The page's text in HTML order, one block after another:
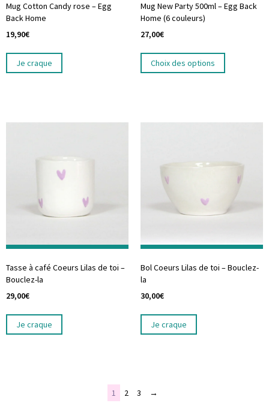
Mug Cotton Candy rose – Egg
Back Home
19,90€
Je craque
Mug New Party 500ml – Egg Back
Home (6 couleurs)
27,00€
Choix des options
Tasse à café Coeurs Lilas de toi –
Bouclez-la
29,00€
Je craque
Bol Coeurs Lilas de toi – Bouclez-
la
30,00€
Je craque
1 2 3 →